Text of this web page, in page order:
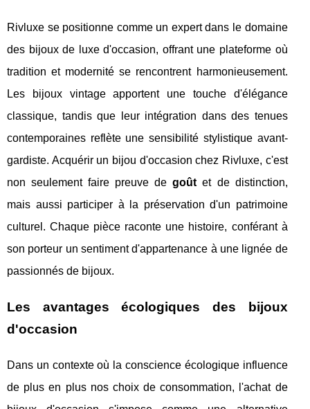
Rivluxe se positionne comme un expert dans le domaine
des bijoux de luxe d'occasion, offrant une plateforme où
tradition et modernité se rencontrent harmonieusement.
Les bijoux vintage apportent une touche d'élégance
classique, tandis que leur intégration dans des tenues
contemporaines reflète une sensibilité stylistique avant-
gardiste. Acquérir un bijou d'occasion chez Rivluxe, c'est
non seulement faire preuve degoût et de distinction,
mais aussi participer à la préservation d'un patrimoine
culturel. Chaque pièce raconte une histoire, conférant à
son porteur un sentiment d'appartenance à une lignée de
passionnés de bijoux.
Les avantages écologiques des bijoux
d'occasion
Dans un contexte où la conscience écologique influence
de plus en plus nos choix de consommation, l'achat de